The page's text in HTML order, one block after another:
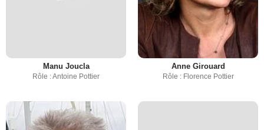
Manu Joucla
Rôle : Antoine Pottier
Anne Girouard
Rôle : Florence Pottier